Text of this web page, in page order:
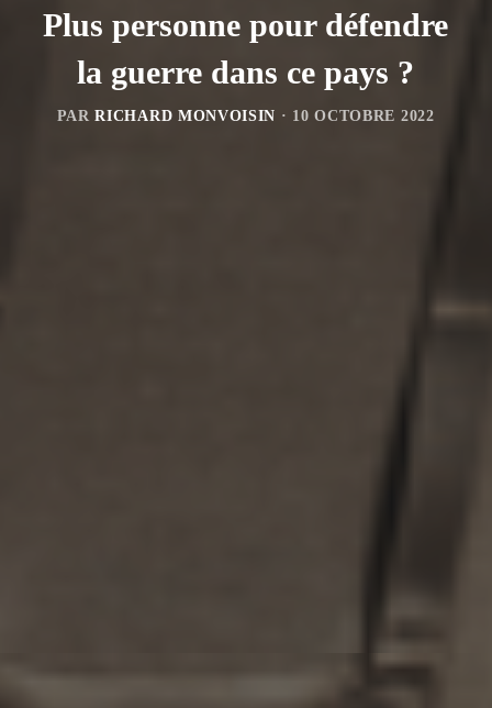
Plus personne pour défendre
la guerre dans ce pays ?
PARRICHARD MONVOISIN · 10 OCTOBRE 2022